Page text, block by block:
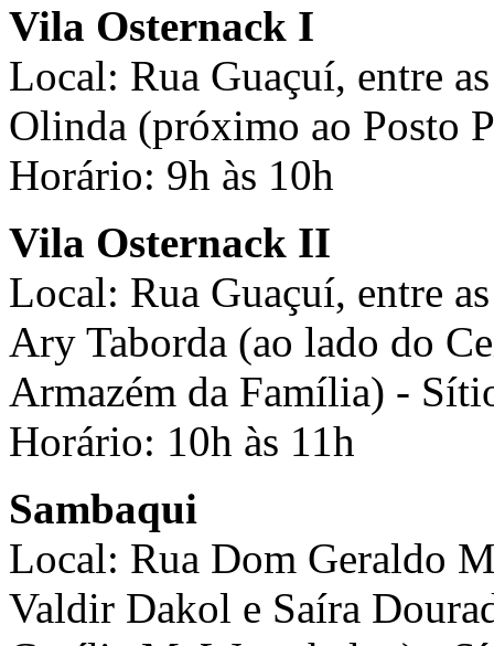
Vila Osternack I
Local: Rua Guaçuí, entre
Olinda (próximo ao Posto
Horário: 9h às 10h
Vila Osternack II
Local: Rua Guaçuí, entre
Ary Taborda (ao lado do
Armazém da Família) -
Horário: 10h às 11h
Sambaqui
Local: Rua Dom Geraldo
Valdir Dakol e Saíra